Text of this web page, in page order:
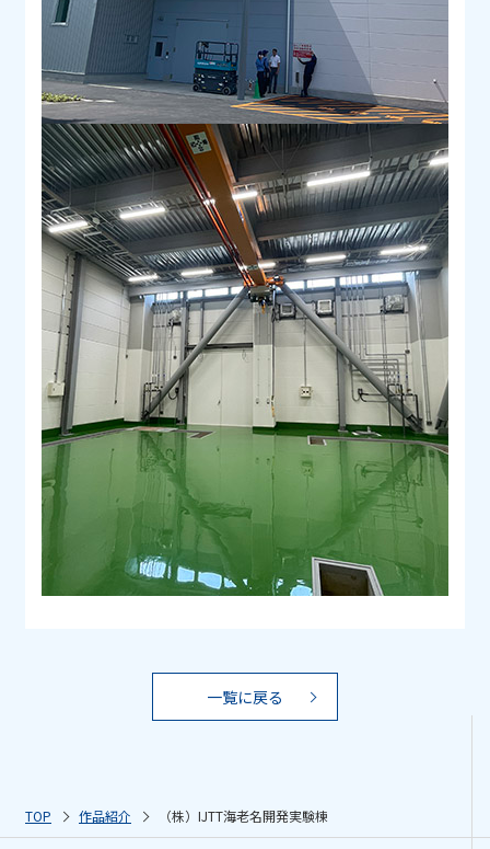
一覧に戻る
TOP 作品紹介 （株）IJTT海老名開発実験棟